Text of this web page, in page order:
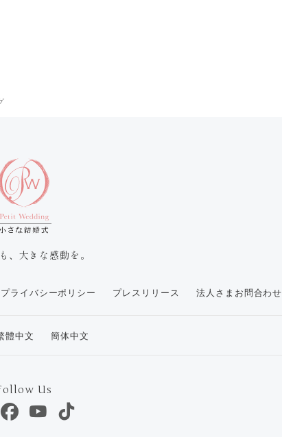
、大きな感動を。
プライバシーポリシー プレスリリース 法人さまお問合わせ
體中文 簡体中文
Us